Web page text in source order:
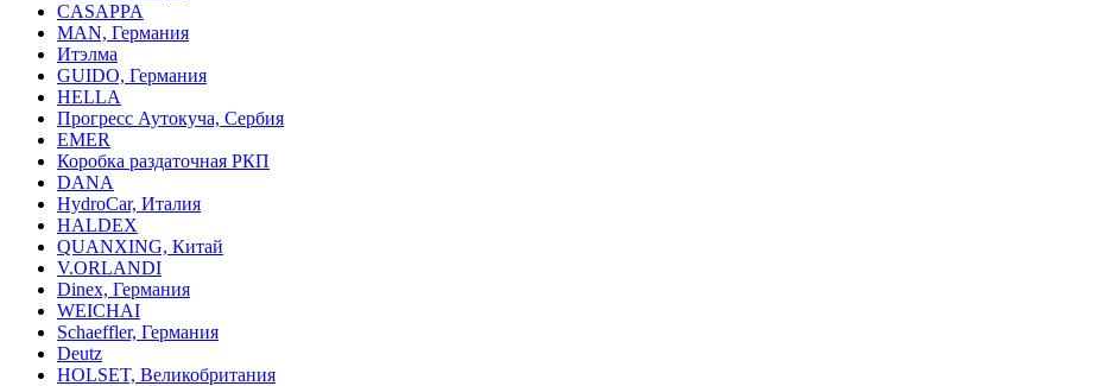
CASAPPA
MAN, Германия
Итэлма
GUIDO, Германия
HELLA
Прогресс Аутокуча, Сербия
EMER
Коробка раздаточная РКП
DANA
HydroCar, Италия
HALDEX
QUANXING, Китай
V.ORLANDI
Dinex, Германия
WEICHAI
Schaeffler, Германия
Deutz
HOLSET, Великобритания